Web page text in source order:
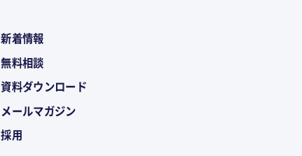
新着情報
無料相談
資料ダウンロード
メールマガジン
採用